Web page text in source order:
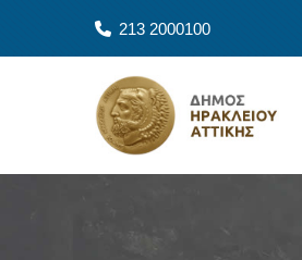
213 2000100